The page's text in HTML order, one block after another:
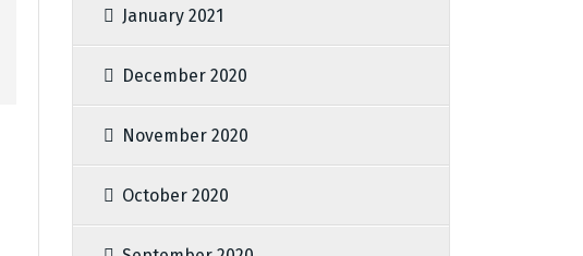
January 2021
December 2020
November 2020
October 2020